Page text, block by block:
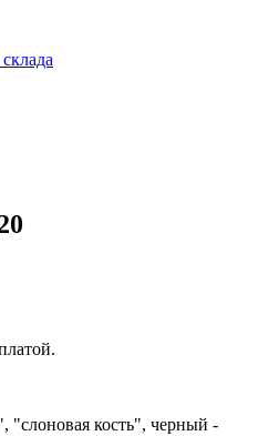
"слоновая кость", черный -